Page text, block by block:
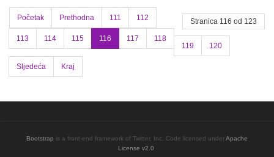
Stranica 116 od 123
Početak Prethodna 111 112
113 114 115 116 117
118
119
120
Sljedeća Kraj
Bootstrap is a front-end framework of Twitter, Inc. Code licensed underApache
License v2.0